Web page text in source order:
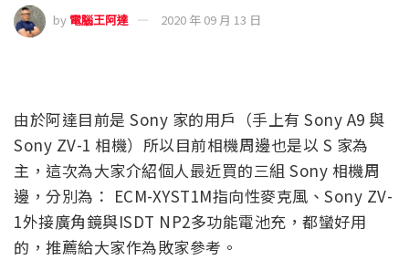
by 電腦王阿達 2020 年 09 月 13 日
由於阿達目前是 Sony 家的用戶（手上有 Sony A9 與
Sony ZV-1 相機）所以目前相機周邊也是以 S 家為
主，這次為大家介紹個人最近買的三組 Sony 相機周
邊，分別為： ECM-XYST1M指向性麥克風、Sony ZV-
1外接廣角鏡與ISDT NP2多功能電池充，都蠻好用
的，推薦給大家作為敗家參考。